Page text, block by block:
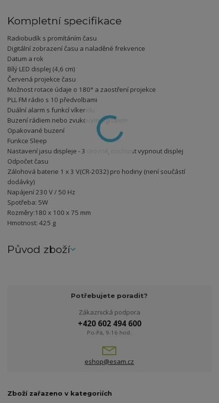
Kompletní specifikace
Radiobudík s promítáním času
Digitální zobrazení času a naladěné frekvence
Datum a rok
Bílý LED displej (4,6 cm)
Červená projekce času
Možnost rotace údaje o 180° a zaostření projekce
PLL FM rádio s 10 předvolbami
Duální alarm s funkcí víkendu
Buzení rádiem nebo zvukovým signálem
Opakované buzení
Funkce Sleep
Nastavení jasu displeje - 3 úrovně, možnost vypnout displej
Odpočet času
Zálohová baterie 1 x 3 V(CR-2032) pro hodiny (není součástí
dodávky)
Napájení 230 V / 50 Hz
Spotřeba: 5W
Rozměry:180 x 100 x 75 mm
Hmotnost: 425 g
Původ zboží
Potřebujete poradit?
Zákaznická podpora
+420 602 494 600
Po-Pá, 9-16 hod.
eshop@esam.cz
Zboží zařazeno v kategoriích